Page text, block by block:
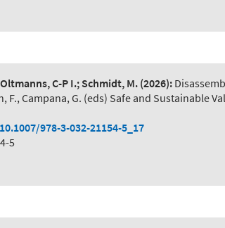
C-P I.; Schmidt, M. (2026):
F., Campana, G. (eds) Safe and Sustainable
978-3-032-21154-5_17
5